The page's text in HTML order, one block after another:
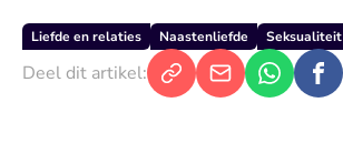
Liefde en relaties Naastenliefde Seksualiteit
Deel dit artikel: